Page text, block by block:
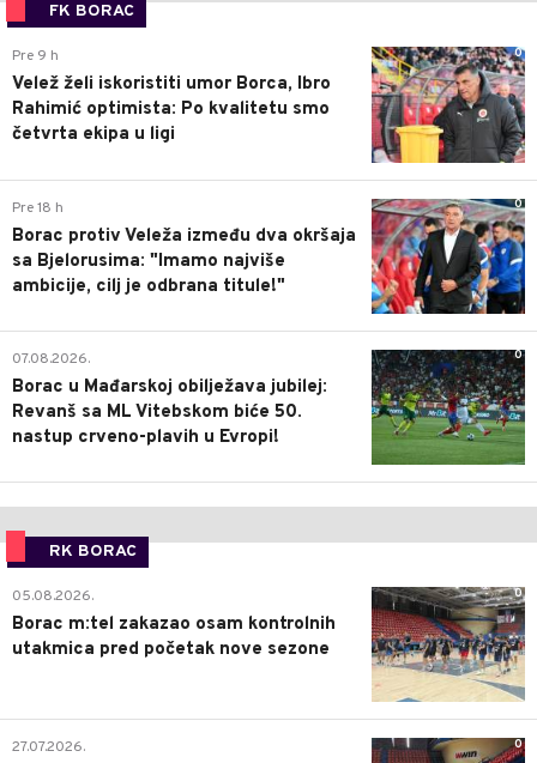
FK BORAC
0
Pre 9 h
Velež želi iskoristiti umor Borca, Ibro
Rahimić optimista: Po kvalitetu smo
četvrta ekipa u ligi
0
Pre 18 h
Borac protiv Veleža između dva okršaja
sa Bjelorusima: "Imamo najviše
ambicije, cilj je odbrana titule!"
0
07.08.2026.
Borac u Mađarskoj obilježava jubilej:
Revanš sa ML Vitebskom biće 50.
nastup crveno-plavih u Evropi!
RK BORAC
0
05.08.2026.
Borac m:tel zakazao osam kontrolnih
utakmica pred početak nove sezone
0
27.07.2026.